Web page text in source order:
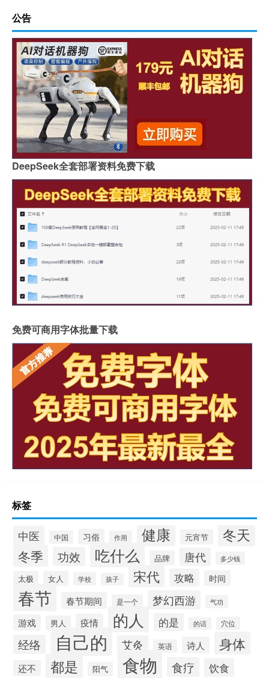
公告
DeepSeek全套部署资料免费下载
免费可商用字体批量下载
标签
中医 中国 习俗 作用 健康 元宵节 冬天
冬季 功效 吃什么 品牌 唐代 多少钱
太极 女人 学校 孩子 宋代 攻略 时间
春节 春节期间 是一个 梦幻西游 气功
游戏 男人 疫情 的人 的是 的话 穴位
经络 自己的 艾灸 英语 诗人 身体
还不 都是 阳气 食物 食疗 饮食